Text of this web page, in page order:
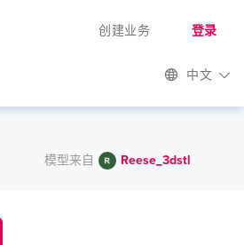
创建业务 登录
中文
模型来自 Reese_3dstl